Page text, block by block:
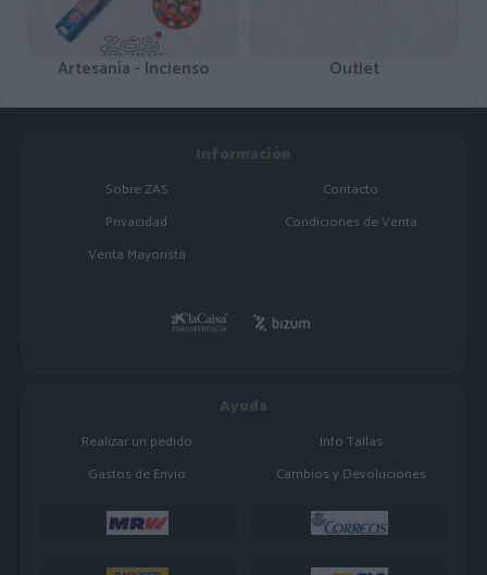
Artesanía - Incienso Outlet
Información
Sobre ZAS
Contacto
Privacidad
Condiciones de Venta
Venta Mayorista
Ayuda
Realizar un pedido
Info Tallas
Gastos de Envio
Cambios y Devoluciones